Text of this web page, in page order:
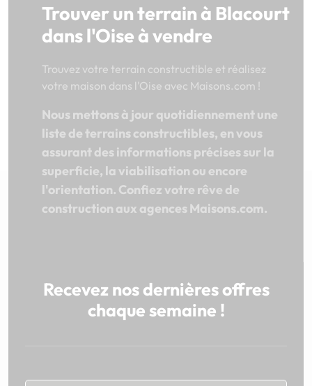
Trouver un terrain à Blacourt
dans l'Oise à vendre
Trouvez votre terrain constructible et réalisez
votre maison dans l'Oise avec Maisons.com !
Nous mettons à jour quotidiennement une
liste de terrains constructibles, en vous
assurant des informations précises sur la
superficie, la viabilisation ou encore
l'orientation. Confiez votre rêve de
construction aux agences Maisons.com.
Recevez nos dernières offres
chaque semaine !